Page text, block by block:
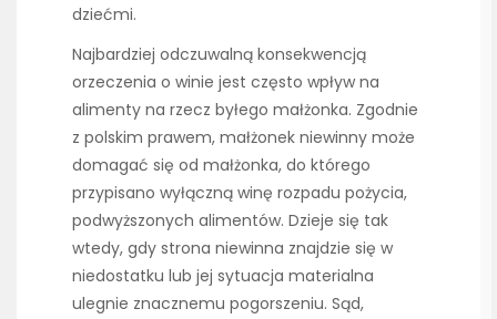
dziećmi.
Najbardziej odczuwalną konsekwencją
orzeczenia o winie jest często wpływ na
alimenty na rzecz byłego małżonka. Zgodnie
z polskim prawem, małżonek niewinny może
domagać się od małżonka, do którego
przypisano wyłączną winę rozpadu pożycia,
podwyższonych alimentów. Dzieje się tak
wtedy, gdy strona niewinna znajdzie się w
niedostatku lub jej sytuacja materialna
ulegnie znacznemu pogorszeniu. Sąd,